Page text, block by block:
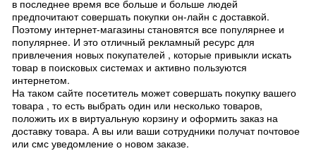
в последнее время все больше и больше людей
предпочитают совершать покупки он-лайн с доставкой.
Поэтому интернет-магазины становятся все популярнее и
популярнее. И это отличный рекламный ресурс для
привлечения новых покупателей , которые привыкли искать
товар в поисковых системах и активно пользуются
интернетом.
На таком сайте посетитель может совершать покупку вашего
товара , то есть выбрать один или несколько товаров,
положить их в виртуальную корзину и оформить заказ на
доставку товара. А вы или ваши сотрудники получат почтовое
или смс уведомление о новом заказе.